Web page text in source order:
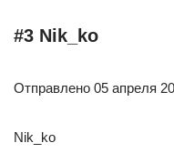
#3 Nik_ko
Отправлено 05 апреля
Nik_ko